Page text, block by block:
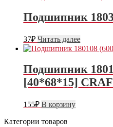
Подшипник
37₽ Читать далее
Подшипник
[40*68*15]
155₽ В корзину
Категории товаров